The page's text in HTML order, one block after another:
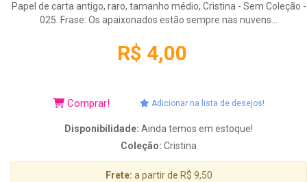
Papel de carta antigo, raro, tamanho médio, Cristina - Sem Coleção -
025. Frase: Os apaixonados estão sempre nas nuvens...
R$ 4,00
Comprar! Adicionar na lista de desejos!
Disponibilidade: Ainda temos em estoque!
Coleção: Cristina
Frete: a partir de R$ 9,50